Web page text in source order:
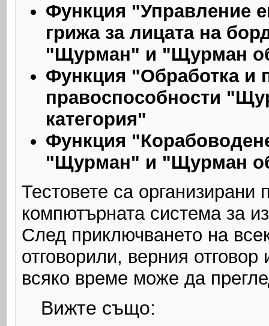
Функция "Управление
грижа за лицата на
"Щурман" и "Щурман
Функция "Обработка и
правоспособности
категория"
Функция
"Щурман" и "Щурман
Тестовете са
компютърната система за
След приключването на
отговорили, верния
всяко време може да
Вижте също: